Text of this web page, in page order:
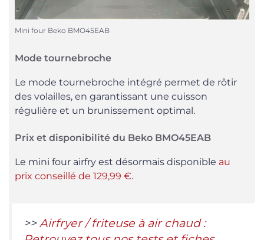
Mini four Beko BMO45EAB
Mode tournebroche
Le mode tournebroche intégré permet de rôtir
des volailles, en garantissant une cuisson
régulière et un brunissement optimal.
Prix et disponibilité du Beko BMO45EAB
Le mini four airfry est désormais disponible au
prix conseillé de 129,99 €.
>>Airfryer / friteuse à air chaud :